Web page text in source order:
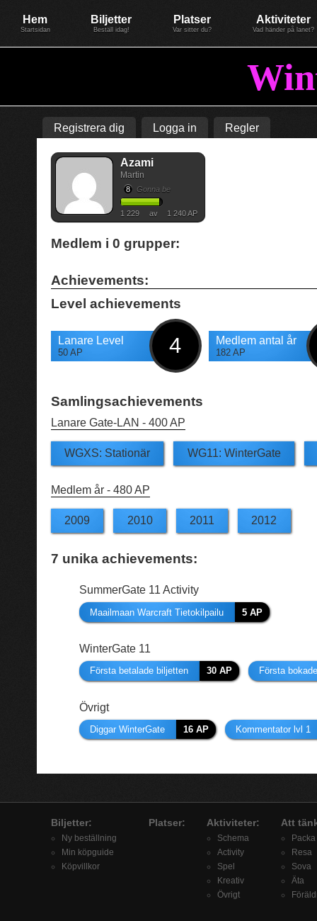
Hem
Startsidan
Biljetter
Beställ idag!
Platser
Var sitter du?
Aktiviteter
Vad händer på lanet?
Registrera dig Logga in Regler
Azami
Martin
8 Gonna be
1 229 av 1 240 AP
Medlem i 0 grupper:
Achievements:
Level achievements
Lanare Level
50 AP 4 Medlem antal år
182 AP
Samlingsachievements
Lanare Gate-LAN - 400 AP
WGXS: Stationär WG11: WinterGate
Medlem år - 480 AP
2009 2010 2011 2012
7 unika achievements:
SummerGate 11 Activity
Maailmaan Warcraft Tietokilpailu 5 AP
WinterGate 11
Första betalade biljetten 30 AP Första
Övrigt
Diggar WinterGate 16 AP Kommentator lvl 1
Biljetter:
Ny beställning
Min köpguide
Köpvillkor
Platser: Aktiviteter:
Schema
Activity
Spel
Kreativ
Övrigt
Att
Packa
Resa
Sova
Äta